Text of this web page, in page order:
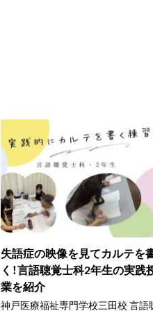
失語症の映像を見てカルテを
く！言語聴覚士科2年生の実践
業を紹介
神戸医療福祉専門学校三田校 言語